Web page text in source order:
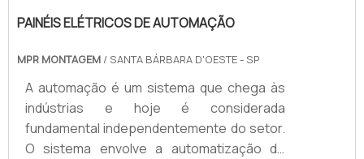
PAINÉIS ELÉTRICOS DE AUTOMAÇÃO
MPR MONTAGEM / SANTA BÁRBARA D'OESTE - SP
A automação é um sistema que chega às
indústrias e hoje é considerada
fundamental independentemente do setor.
O sistema envolve a automatização de